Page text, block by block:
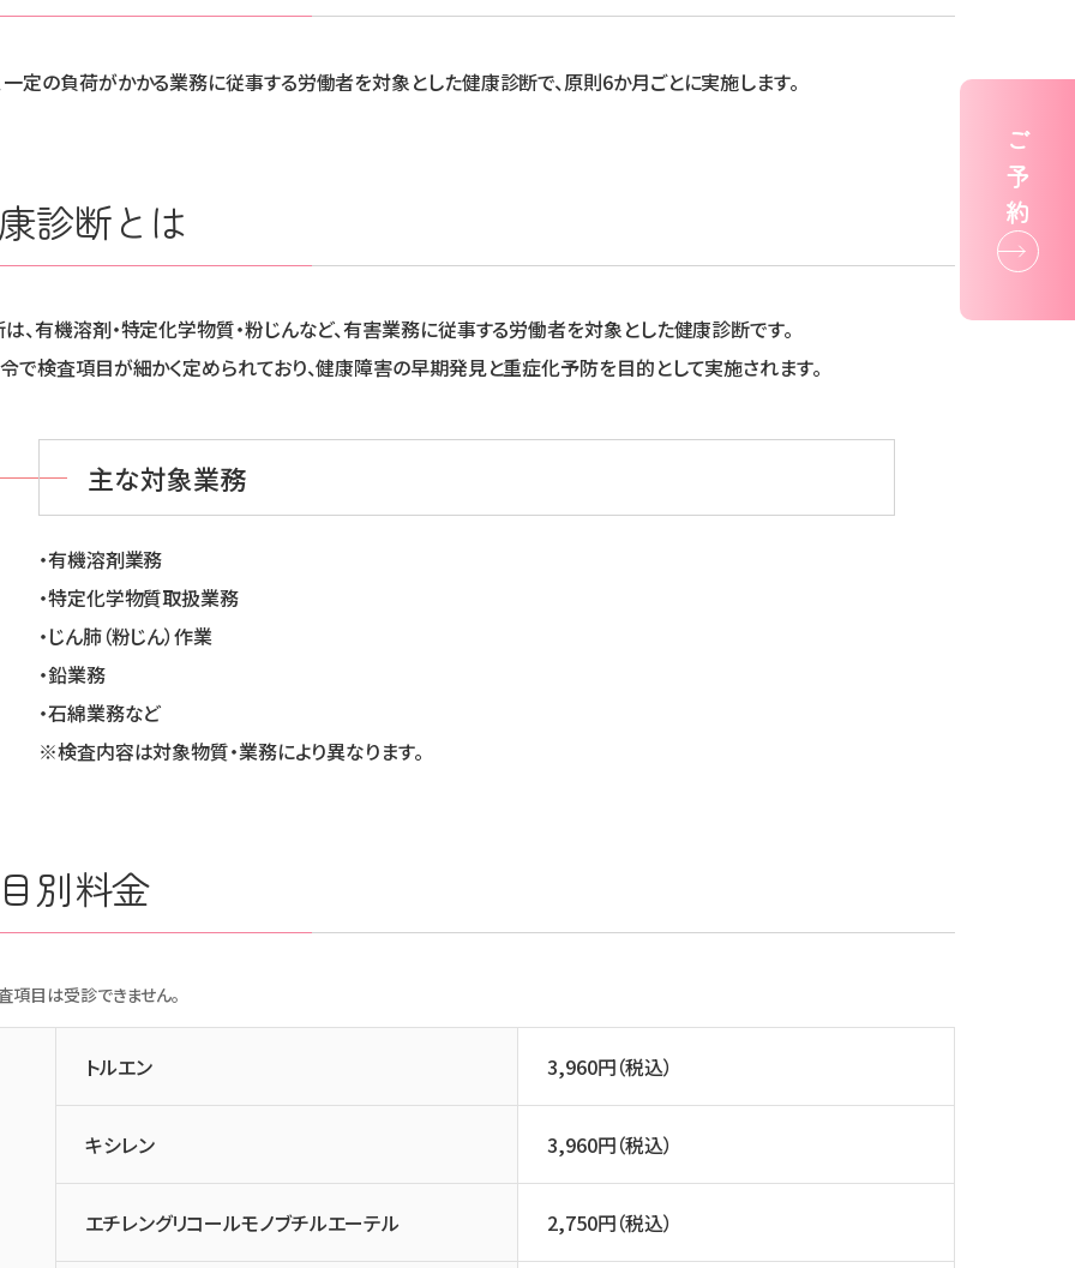
ご
予
約
定の負荷がかかる業務に従事する労働者を対象とした健康診断で、原則6か月ごとに実施します。
診断とは
、有機溶剤・特定化学物質・粉じんなど、有害業務に従事する労働者を対象とした健康診断です。
で検査項目が細かく定められており、健康障害の早期発見と重症化予防を目的として実施されます。
主な対象業務
・有機溶剤業務
・特定化学物質取扱業務
・じん肺（粉じん）作業
・鉛業務
・石綿業務など
※検査内容は対象物質・業務により異なります。
別料金
目は受診できません。
トルエン 3,960円（税込）
キシレン 3,960円（税込）
エチレングリコールモノブチルエーテル 2,750円（税込）